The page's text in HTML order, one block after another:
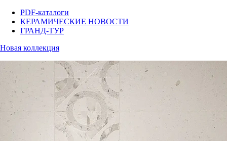
PDF-каталоги
КЕРАМИЧЕСКИЕ НОВОСТИ
ГРАНД-ТУР
Новая коллекция